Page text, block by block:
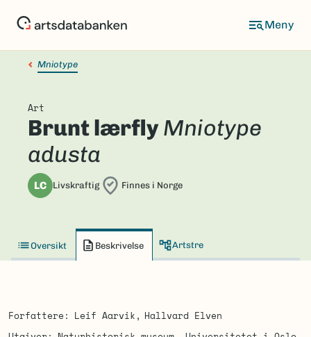
Mniotype
Art
Brunt lærflyMniotype
adusta
LC Livskraftig Finnes i Norge
Oversikt Beskrivelse Artstre
Forfattere Leif Aarvik
Hallvard Elven